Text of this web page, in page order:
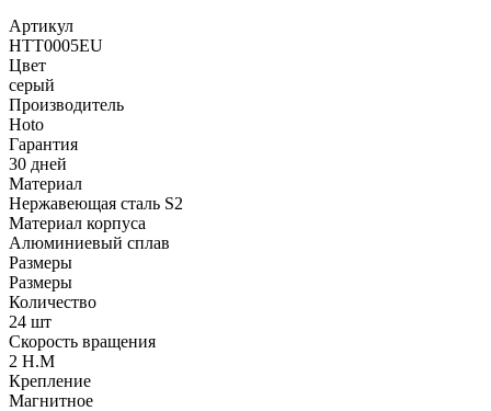
Артикул
HTT0005EU
Цвет
серый
Производитель
Hoto
Гарантия
30 дней
Материал
Нержавеющая сталь S2
Материал корпуса
Алюминиевый сплав
Размеры
Размеры
Количество
24 шт
Скорость вращения
2 Н.М
Крепление
Магнитное